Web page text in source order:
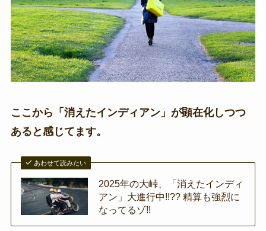
ここから「消えたインディアン」が顕在化しつつ
あると感じてます。
あわせて読みたい
2025年の大峠、「消えたインディ
アン」大進行中!!?? 精算も強烈に
なってるゾ!!